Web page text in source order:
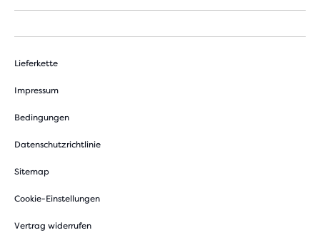
Lieferkette
Impressum
Bedingungen
Datenschutzrichtlinie
Sitemap
Cookie-Einstellungen
Vertrag widerrufen